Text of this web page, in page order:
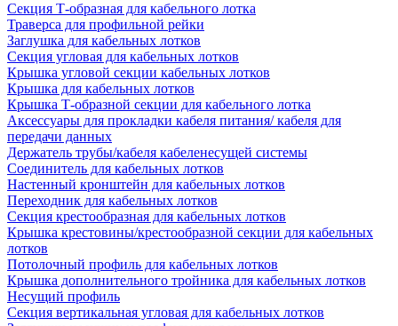
Секция Т-образная для кабельного лотка
Траверса для профильной рейки
Заглушка для кабельных лотков
Секция угловая для кабельных лотков
Крышка угловой секции кабельных лотков
Крышка для кабельных лотков
Крышка Т-образной секции для кабельного лотка
Аксессуары для прокладки кабеля питания/ кабеля для
передачи данных
Держатель трубы/кабеля кабеленесущей системы
Соединитель для кабельных лотков
Настенный кронштейн для кабельных лотков
Переходник для кабельных лотков
Секция крестообразная для кабельных лотков
Крышка крестовины/крестообразной секции для кабельных
лотков
Потолочный профиль для кабельных лотков
Крышка дополнительного тройника для кабельных лотков
Несущий профиль
Секция вертикальная угловая для кабельных лотков